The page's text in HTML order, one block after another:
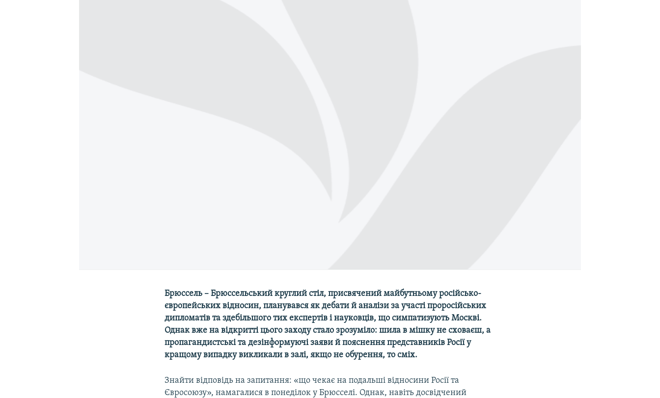
Брюссель – Брюссельський круглий стіл, присвячений майбутньому російсько-
європейських відносин, планувався як дебати й аналізи за участі проросійських
дипломатів та здебільшого тих експертів і науковців, що симпатизують Москві.
Однак вже на відкритті цього заходу стало зрозуміло: шила в мішку не сховаєш, а
пропагандистські та дезінформуючі заяви й пояснення представників Росії у
кращому випадку викликали в залі, якщо не обурення, то сміх.
Знайти відповідь на запитання: «що чекає на подальші відносини Росії та
Євросоюзу», намагалися в понеділок у Брюсселі. Однак, навіть досвідчений